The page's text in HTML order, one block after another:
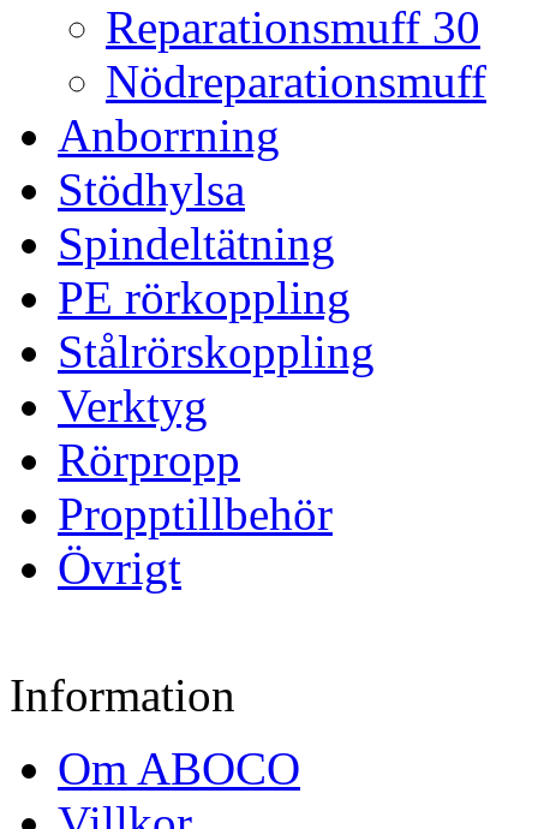
Reparationsmuff 30
Nödreparationsmuff
Anborrning
Stödhylsa
Spindeltätning
PE rörkoppling
Stålrörskoppling
Verktyg
Rörpropp
Propptillbehör
Övrigt
Information
Om ABOCO